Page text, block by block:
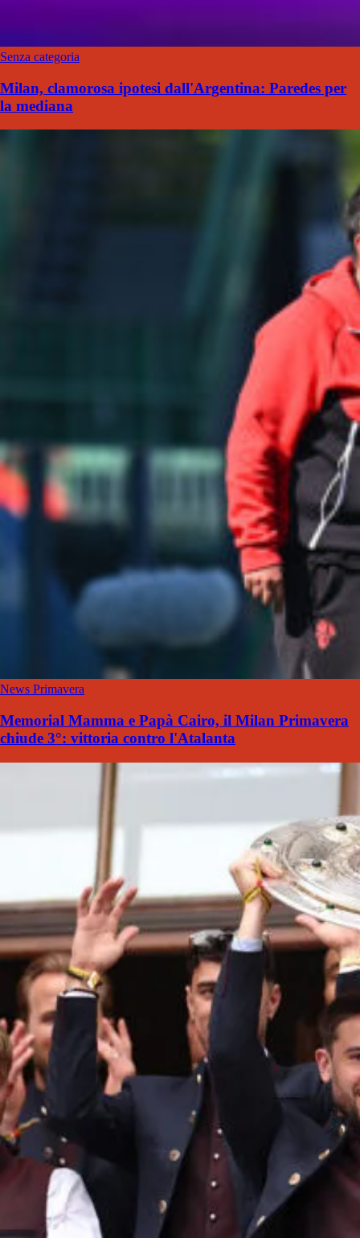
Senza categoria
Milan, clamorosa ipotesi dall'Argentina: Paredes per
la mediana
News Primavera
Memorial Mamma e Papà Cairo, il Milan Primavera
chiude 3°: vittoria contro l'Atalanta